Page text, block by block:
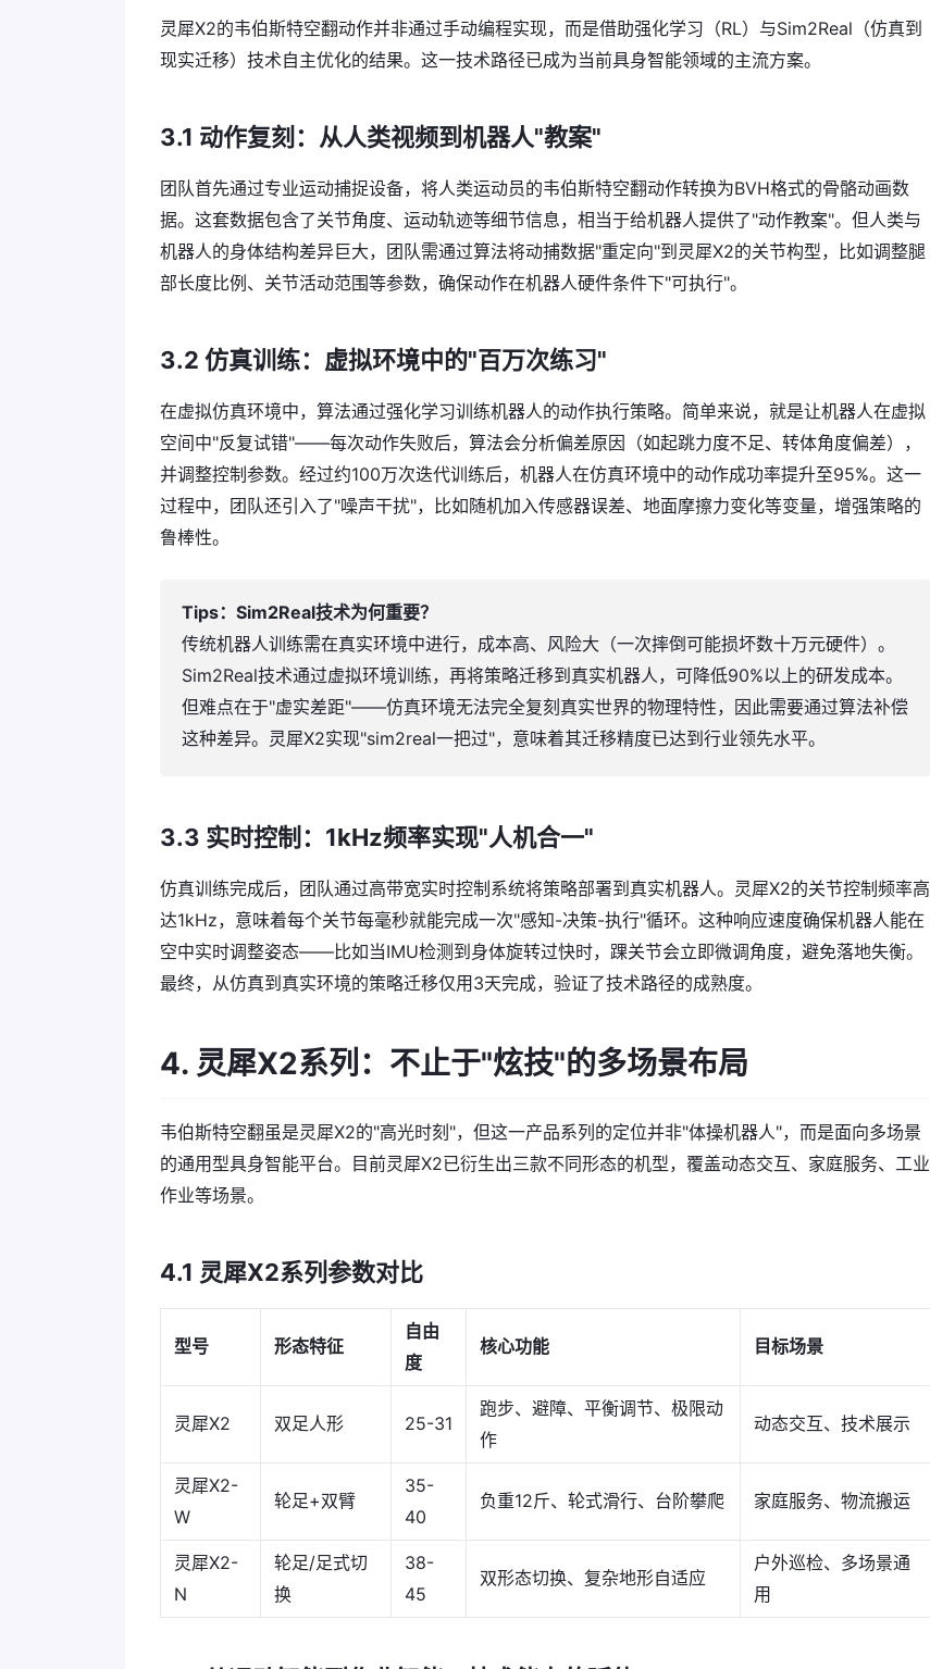
灵犀X2的韦伯斯特空翻动作并非通过手动编程实现，而是借助强化学习（RL）与Sim2Real（仿真到
现实迁移）技术自主优化的结果。这一技术路径已成为当前具身智能领域的主流方案。
3.1 动作复刻：从人类视频到机器人"教案"
团队首先通过专业运动捕捉设备，将人类运动员的韦伯斯特空翻动作转换为BVH格式的骨骼动画数
据。这套数据包含了关节角度、运动轨迹等细节信息，相当于给机器人提供了"动作教案"。但人类与
机器人的身体结构差异巨大，团队需通过算法将动捕数据"重定向"到灵犀X2的关节构型，比如调整腿
部长度比例、关节活动范围等参数，确保动作在机器人硬件条件下"可执行"。
3.2 仿真训练：虚拟环境中的"百万次练习"
在虚拟仿真环境中，算法通过强化学习训练机器人的动作执行策略。简单来说，就是让机器人在虚拟
空间中"反复试错"——每次动作失败后，算法会分析偏差原因（如起跳力度不足、转体角度偏差），
并调整控制参数。经过约100万次迭代训练后，机器人在仿真环境中的动作成功率提升至95%。这一
过程中，团队还引入了"噪声干扰"，比如随机加入传感器误差、地面摩擦力变化等变量，增强策略的
鲁棒性。
Tips：Sim2Real技术为何重要？
传统机器人训练需在真实环境中进行，成本高、风险大（一次摔倒可能损坏数十万元硬件）。
Sim2Real技术通过虚拟环境训练，再将策略迁移到真实机器人，可降低90%以上的研发成本。
但难点在于"虚实差距"——仿真环境无法完全复刻真实世界的物理特性，因此需要通过算法补偿
这种差异。灵犀X2实现"sim2real一把过"，意味着其迁移精度已达到行业领先水平。
3.3 实时控制：1kHz频率实现"人机合一"
仿真训练完成后，团队通过高带宽实时控制系统将策略部署到真实机器人。灵犀X2的关节控制频率高
达1kHz，意味着每个关节每毫秒就能完成一次"感知-决策-执行"循环。这种响应速度确保机器人能在
空中实时调整姿态——比如当IMU检测到身体旋转过快时，踝关节会立即微调角度，避免落地失衡。
最终，从仿真到真实环境的策略迁移仅用3天完成，验证了技术路径的成熟度。
4. 灵犀X2系列：不止于"炫技"的多场景布局
韦伯斯特空翻虽是灵犀X2的"高光时刻"，但这一产品系列的定位并非"体操机器人"，而是面向多场景
的通用型具身智能平台。目前灵犀X2已衍生出三款不同形态的机型，覆盖动态交互、家庭服务、工业
作业等场景。
4.1 灵犀X2系列参数对比
型号 形态特征
自由
度
核心功能 目标场景
灵犀X2 双足人形 25-31
跑步、避障、平衡调节、极限动
作
动态交互、技术展示
灵犀X2-
W
轮足+双臂
35-
40
负重12斤、轮式滑行、台阶攀爬 家庭服务、物流搬运
灵犀X2-
N
轮足/足式切
换
38-
45
双形态切换、复杂地形自适应
户外巡检、多场景通
用